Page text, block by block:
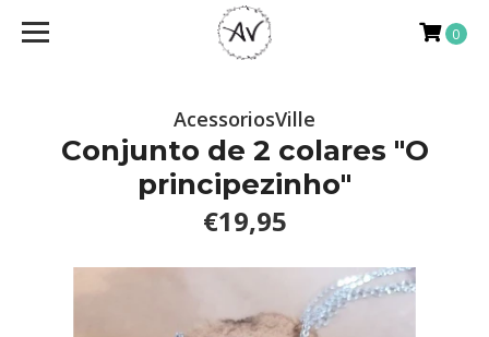
0
AcessoriosVille
Conjunto de 2 colares "O
principezinho"
€19,95